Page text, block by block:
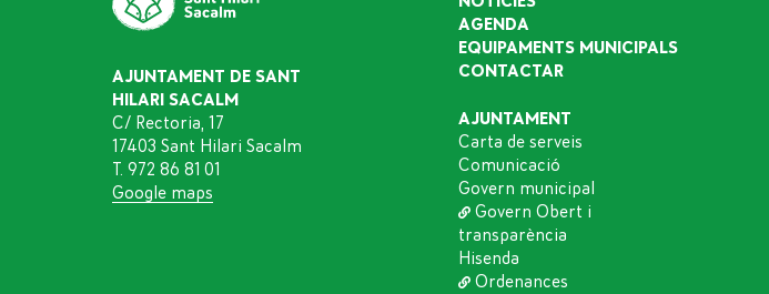
AJUNTAMENT DE SANT
HILARI SACALM
C/ Rectoria, 17
17403 Sant Hilari Sacalm
T. 972 86 81 01
Google maps
AGENDA
EQUIPAMENTS MUNICIPALS
CONTACTAR
AJUNTAMENT
Carta de serveis
Comunicació
Govern municipal
Govern Obert i
transparència
Hisenda
Ordenances